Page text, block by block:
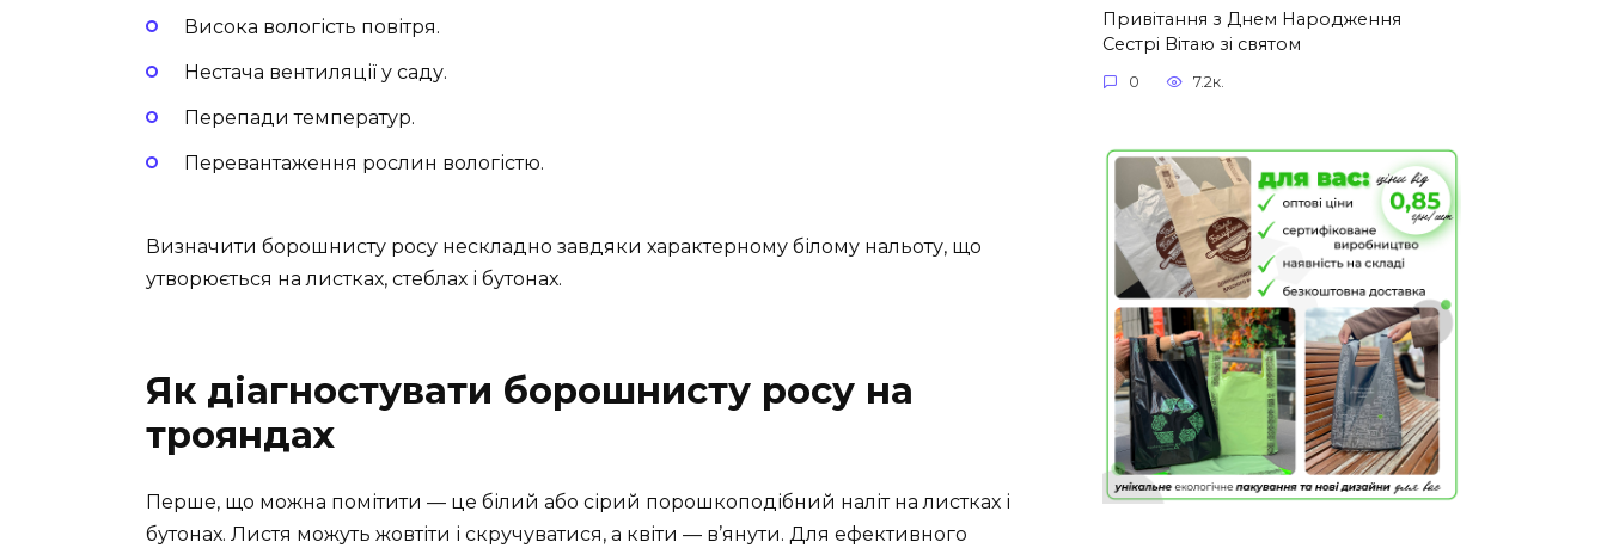
Висока вологість повітря.
Нестача вентиляції у саду.
Перепади температур.
Перевантаження рослин вологістю.
Визначити борошнисту росу нескладно завдяки характерному білому нальоту, що
утворюється на листках, стеблах і бутонах.
Як діагностувати борошнисту росу на
трояндах
Перше, що можна помітити — це білий або сірий порошкоподібний наліт на листках і
бутонах. Листя можуть жовтіти і скручуватися, а квіти — в’янути. Для ефективного
Привітання з Днем Народження
Сестрі Вітаю зі святом
0 7.2к.